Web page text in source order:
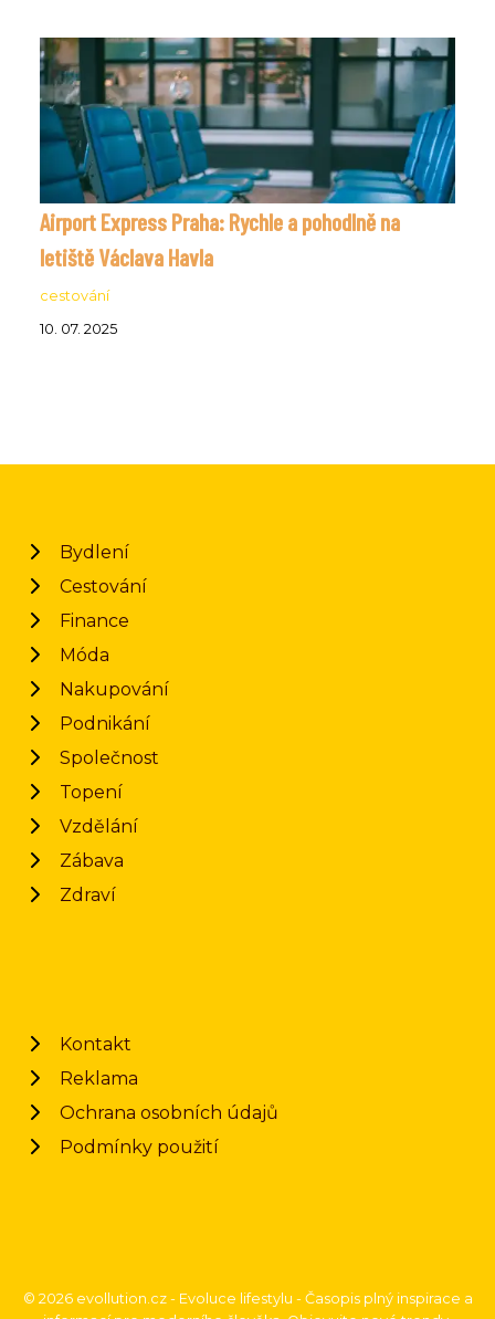
Airport Express Praha: Rychle a pohodlně na
letiště Václava Havla
cestování
10. 07. 2025
Bydlení
Cestování
Finance
Móda
Nakupování
Podnikání
Společnost
Topení
Vzdělání
Zábava
Zdraví
Kontakt
Reklama
Ochrana osobních údajů
Podmínky použití
© 2026 evollution.cz - Evoluce lifestylu - Časopis plný inspirace a